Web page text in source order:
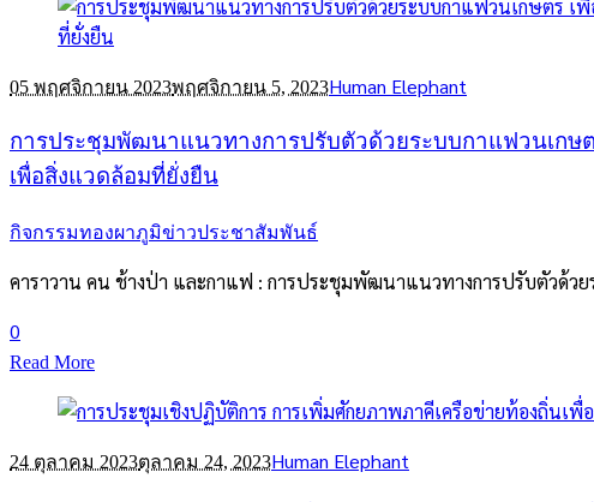
05 พฤศจิกายน 2023พฤศจิกายน 5, 2023Human Elephant
การประชุมพัฒนาแนวทางการปรับตัวด้วยระบบกาแฟวนเก
เพื่อสิ่งแวดล้อมที่ยั่งยืน
กิจกรรมทองผาภูมิข่าวประชาสัมพันธ์
คาราวาน คน ช้างป่า และกาแฟ : การประชุมพัฒนาแนวทางการปรับตัวด้ว
0
Read More
24 ตุลาคม 2023ตุลาคม 24, 2023Human Elephant